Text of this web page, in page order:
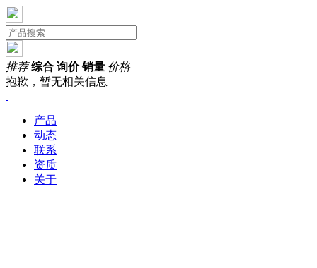
推荐 综合 询价 销量 价格
抱歉，暂无相关信息
产品
动态
联系
资质
关于